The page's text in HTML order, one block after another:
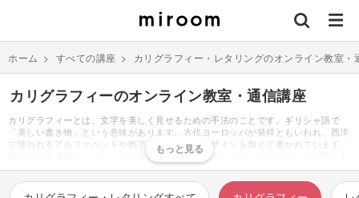
ホーム > すべての講座 > カリグラフィー・レタリングのオンライン教室・
カリグラフィーのオンライン教室・通信講座
カリグラフィーとは、文字を美しく見せるための手法のことです。ギリシャ語で
「美しい書き物」という意味があります。古代ヨーロッパが発祥ともいわれ、西洋
で使われるアルファベットや数字などに美しいデザインを加えて書かれています。
使用される道具は、ペン・万年筆・インクなどを用います。日本では、日本語にあ
る漢字やひらがなを毛筆で書く書道があります。美しい文字を描く点は共通してい
ますが、デザインを加えアート性と持たせる点などは大きく異なります。カリグラ
フィーは、大人の習い事や趣味として非常に人気が高いジャンルの一つです。用紙